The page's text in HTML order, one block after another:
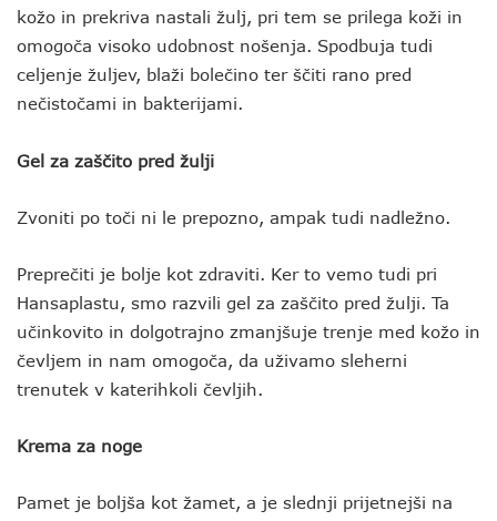
kožo in prekriva nastali žulj, pri tem se prilega koži in
omogoča visoko udobnost nošenja. Spodbuja tudi
celjenje žuljev, blaži bolečino ter ščiti rano pred
nečistočami in bakterijami.
Gel za zaščito pred žulji
Zvoniti po toči ni le prepozno, ampak tudi nadležno.
Preprečiti je bolje kot zdraviti. Ker to vemo tudi pri
Hansaplastu, smo razvili gel za zaščito pred žulji. Ta
učinkovito in dolgotrajno zmanjšuje trenje med kožo in
čevljem in nam omogoča, da uživamo sleherni
trenutek v katerihkoli čevljih.
Krema za noge
Pamet je boljša kot žamet, a je slednji prijetnejši na